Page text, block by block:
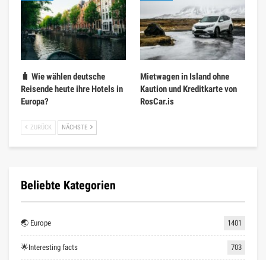
🧳 Wie wählen deutsche
Reisende heute ihre Hotels in
Europa?
Mietwagen in Island ohne
Kaution und Kreditkarte von
RosCar.is
ZURÜCK NÄCHSTE
Beliebte Kategorien
🌏 Europe 1401
🌟Interesting facts 703